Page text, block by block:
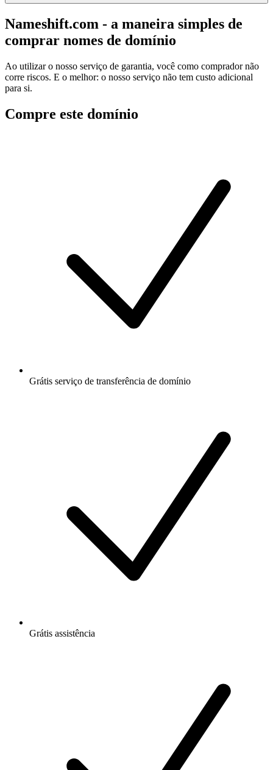
Nameshift.com - a maneira simples de
comprar nomes de domínio
Ao utilizar o nosso serviço de garantia, você como comprador não
corre riscos. E o melhor: o nosso serviço não tem custo adicional
para si.
Compre este domínio
Grátis serviço de transferência de domínio
Grátis assistência